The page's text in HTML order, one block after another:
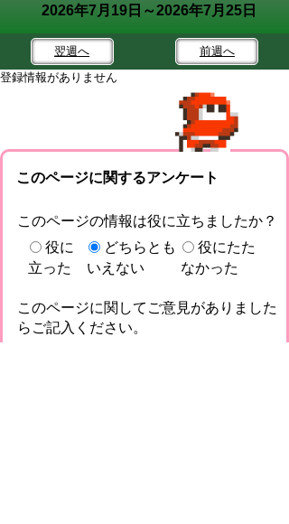
2026年7月19日～2026年7月25日
翌週へ 前週へ
登録情報がありません
このページに関するアンケート
このページの情報は役に立ちましたか？
役に
立った
どちらとも
いえない
役にたた
なかった
このページに関してご意見がありました
らご記入ください。